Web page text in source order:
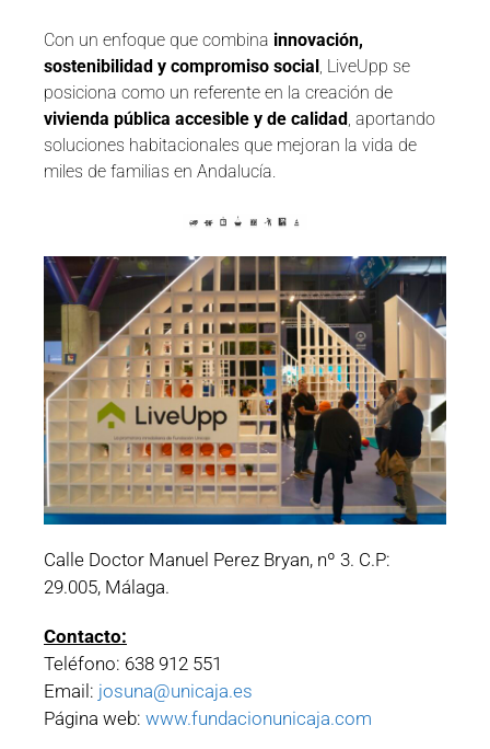
Con un enfoque que combina innovación,
sostenibilidad y compromiso social , LiveUpp se
posiciona como un referente en la creación de
vivienda pública accesible y de calidad , aportando
soluciones habitacionales que mejoran la vida de
miles de familias en Andalucía.
Calle Doctor Manuel Perez Bryan, nº 3. C.P:
29.005, Málaga.
Contacto:
Teléfono: 638 912 551
Email: josuna@unicaja.es
Página web: www.fundacionunicaja.com